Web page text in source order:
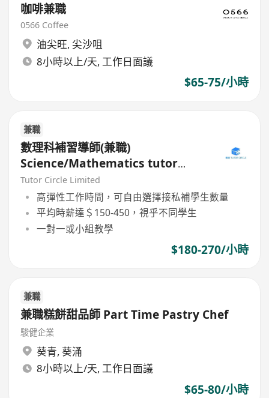
咖啡兼職
0566 Coffee
油尖旺, 尖沙咀
8小時以上/天, 工作日面議
$65-75/小時
兼職
數理科補習導師(兼職)
Science/Mathematics tutor
(Part Time)
Tutor Circle Limited
高彈性工作時間，可自由選擇接私補學生數量
平均時薪達＄150-450，視乎不同學生
一對一或小組教學
$180-270/小時
兼職
兼職糕餅甜品師 Part Time Pastry Chef
駿健企業
葵青, 葵涌
8小時以上/天, 工作日面議
$65-80/小時